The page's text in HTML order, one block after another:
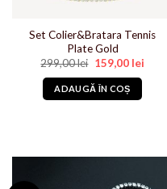
în
produsului.
Set Colier&Bratara Tennis
Plate Gold
299,00lei Prețul
inițial
a
fost:
299,00 lei.
159,00 leiPrețul
ADAUGĂ ÎN COȘ